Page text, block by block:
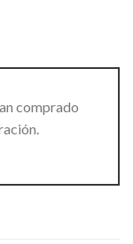
comprado